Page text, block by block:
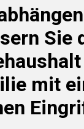
Sie
mit